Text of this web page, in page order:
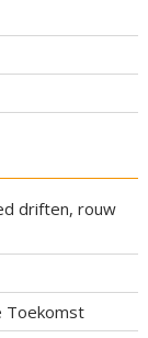
driften, rouw
Toekomst